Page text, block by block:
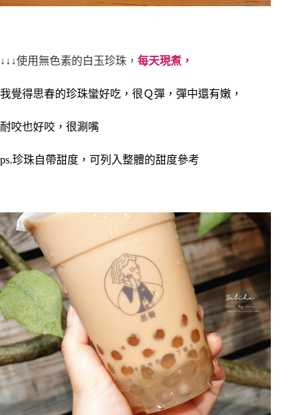
↓↓↓使用無色素的白玉珍珠， 每天現煮，
我覺得思春的珍珠蠻好吃，很Ｑ彈，彈中還有嫩，
耐咬也好咬，很涮嘴
ps.珍珠自帶甜度，可列入整體的甜度參考